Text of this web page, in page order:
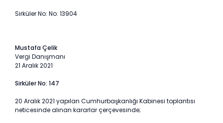
Sirküler No: No: 13904
Mustafa Çelik
Vergi Danışmanı
21 Aralık 2021
Sirküler No: 147
20 Aralık 2021 yapılan Cumhurbaşkanlığı Kabinesi toplantısı
neticesinde alınan kararlar çerçevesinde;